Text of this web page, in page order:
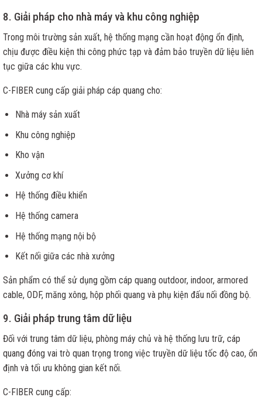
8. Giải pháp cho nhà máy và khu công nghiệp
Trong môi trường sản xuất, hệ thống mạng cần hoạt động ổn định,
chịu được điều kiện thi công phức tạp và đảm bảo truyền dữ liệu liên
tục giữa các khu vực.
C-FIBER cung cấp giải pháp cáp quang cho:
Nhà máy sản xuất
Khu công nghiệp
Kho vận
Xưởng cơ khí
Hệ thống điều khiển
Hệ thống camera
Hệ thống mạng nội bộ
Kết nối giữa các nhà xưởng
Sản phẩm có thể sử dụng gồm cáp quang outdoor, indoor, armored
cable, ODF, măng xông, hộp phối quang và phụ kiện đấu nối đồng bộ.
9. Giải pháp trung tâm dữ liệu
Đối với trung tâm dữ liệu, phòng máy chủ và hệ thống lưu trữ, cáp
quang đóng vai trò quan trọng trong việc truyền dữ liệu tốc độ cao, ổn
định và tối ưu không gian kết nối.
C-FIBER cung cấp: